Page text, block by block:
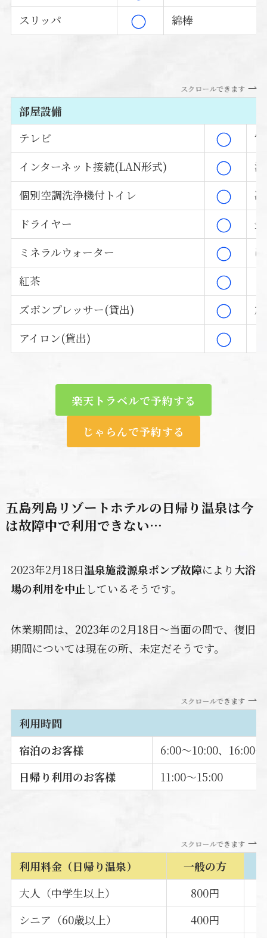
スリッパ
綿棒
スクロールできます
部屋設備
テレビ
インターネット接続(LAN形式)
個別空調洗浄機付トイレ
ドライヤー
ミネラルウォーター
紅茶
ズボンプレッサー(貸出)
アイロン(貸出)
楽天トラベルで予約する
じゃらんで予約する
五島列島リゾートホテルの日帰り温泉は今
は故障中で利用できない…
2023年2月18日温泉施設源泉ポンプ故障により 大浴
場の利用を中止しているそうです。
休業期間は、2023年の2月18日～当面の間で、復旧
期間については現在の所、未定だそうです。
スクロールできます
利用時間
宿泊のお客様
6:00～10:00、16:00
日帰り利用のお客様
11:00～15:00
スクロールできます
利用料金（日帰り温泉） 一般の方
大人（中学生以上）
800円
シニア（60歳以上）
400円